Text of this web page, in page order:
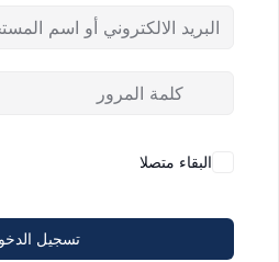
البقاء متصلا
تسجيل